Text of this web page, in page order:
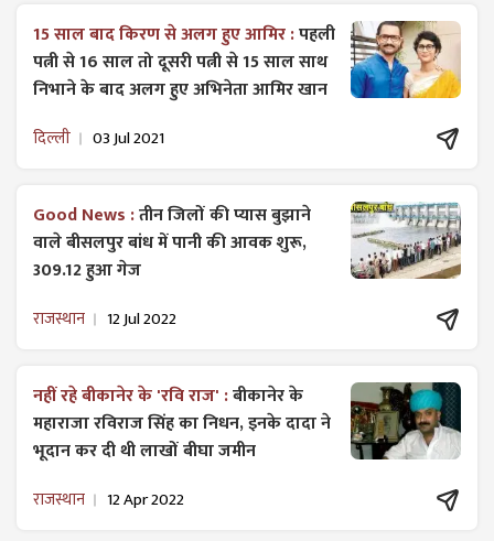
15 साल बाद किरण से अलग हुए आमिर :पहली
पत्नी से 16 साल तो दूसरी पत्नी से 15 साल साथ
निभाने के बाद अलग हुए अभिनेता आमिर खान
दिल्ली 03 Jul 2021
Good News :तीन जिलों की प्यास बुझाने
वाले बीसलपुर बांध में पानी की आवक शुरू,
309.12 हुआ गेज
राजस्थान 12 Jul 2022
नहीं रहे बीकानेर के 'रवि राज' :बीकानेर के
महाराजा रविराज सिंह का निधन, इनके दादा ने
भूदान कर दी थी लाखों बीघा जमीन
राजस्थान 12 Apr 2022